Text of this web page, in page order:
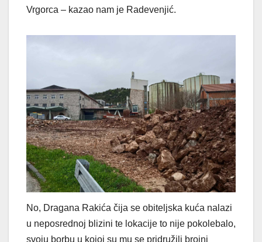
Vrgorca – kazao nam je Radevenjić.
No, Dragana Rakića čija se obiteljska kuća nalazi
u neposrednoj blizini te lokacije to nije pokolebalo,
svoju borbu u kojoj su mu se pridružili brojni